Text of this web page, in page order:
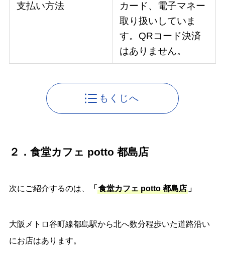
支払い方法
カード、電子マネー
取り扱いしていま
す。QRコード決済
はありません。
もくじへ
２．食堂カフェ potto 都島店
次にご紹介するのは、 「 食堂カフェ potto 都島店」
大阪メトロ谷町線都島駅から北へ数分程歩いた道路沿い
にお店はあります。